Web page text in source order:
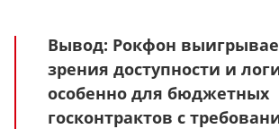
Вывод: Рокфон
зрения доступности и
особенно для бюджетных
госконтрактов с